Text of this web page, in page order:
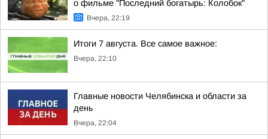
о фильме "Последний богатырь: Колобок"
Вчера, 22:19
Итоги 7 августа. Все самое важное:
Вчера, 22:10
Главные новости Челябинска и области за
день
Вчера, 22:04